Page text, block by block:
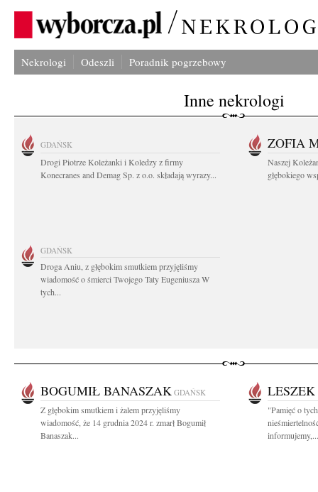
Nekrologi Odeszli Poradnik pogrzebowy
Inne nekrologi
GDAŃSK
Drogi Piotrze Koleżanki i Koledzy z firmy
Konecranes and Demag Sp. z o.o. składają wyrazy...
ZOFIA
Naszej
głębokiego
GDAŃSK
Droga Aniu, z głębokim smutkiem przyjęliśmy
wiadomość o śmierci Twojego Taty Eugeniusza W
tych...
BOGUMIŁ BANASZAK GDAŃSK
Z głębokim smutkiem i żalem przyjęliśmy
wiadomość, że 14 grudnia 2024 r. zmarł Bogumił
Banaszak...
"Pamięć o
informujemy,...